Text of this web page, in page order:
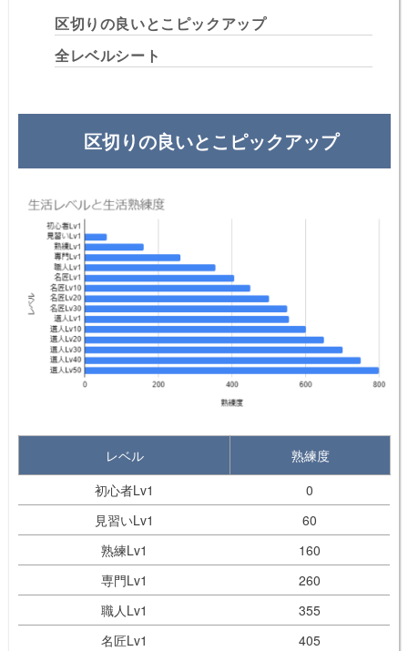
区切りの良いとこピックアップ
全レベルシート
区切りの良いとこピックアップ
レベル
熟練度
初心者Lv1
0
見習いLv1
60
熟練Lv1
160
専門Lv1
260
職人Lv1
355
名匠Lv1
405